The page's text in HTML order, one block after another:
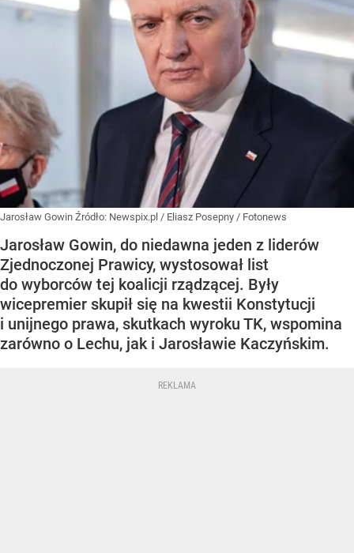
Jarosław Gowin Źródło: Newspix.pl / Eliasz Posepny / Fotonews
Jarosław Gowin, do niedawna jeden z liderów
Zjednoczonej Prawicy, wystosował list
do wyborców tej koalicji rządzącej. Były
wicepremier skupił się na kwestii Konstytucji
i unijnego prawa, skutkach wyroku TK, wspomina
zarówno o Lechu, jak i Jarosławie Kaczyńskim.